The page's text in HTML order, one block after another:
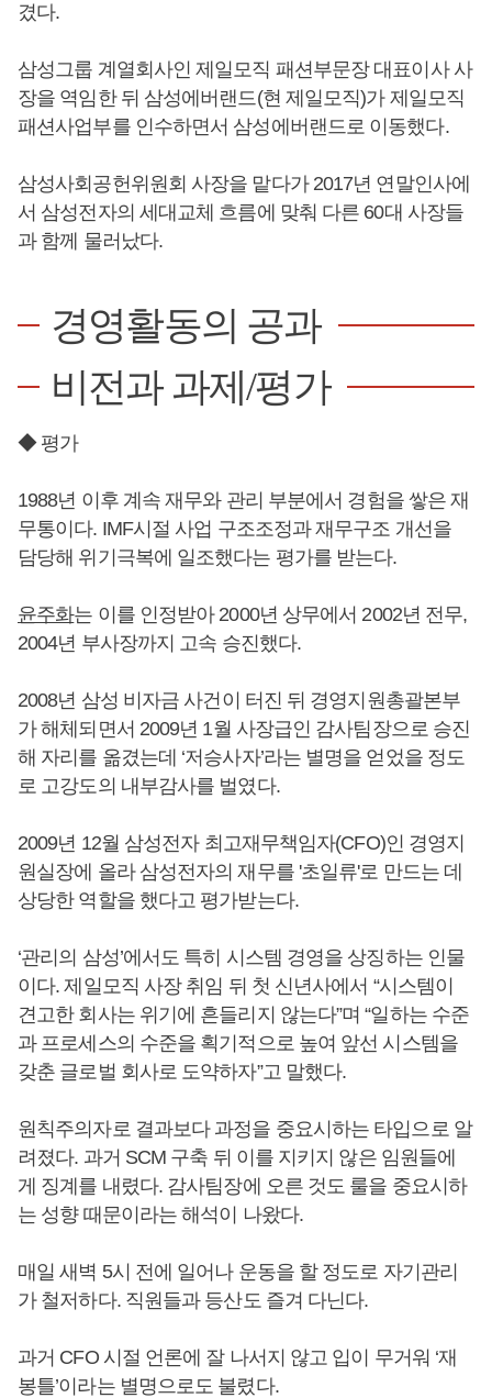
겼다.
삼성그룹 계열회사인 제일모직 패션부문장 대표이사 사
장을 역임한 뒤 삼성에버랜드(현 제일모직)가 제일모직
패션사업부를 인수하면서 삼성에버랜드로 이동했다.
삼성사회공헌위원회 사장을 맡다가 2017년 연말인사에
서 삼성전자의 세대교체 흐름에 맞춰 다른 60대 사장들
과 함께 물러났다.
경영활동의 공과
비전과 과제/평가
◆ 평가
1988년 이후 계속 재무와 관리 부분에서 경험을 쌓은 재
무통이다. IMF시절 사업 구조조정과 재무구조 개선을
담당해 위기극복에 일조했다는 평가를 받는다.
윤주화는 이를 인정받아 2000년 상무에서 2002년 전무,
2004년 부사장까지 고속 승진했다.
2008년 삼성 비자금 사건이 터진 뒤 경영지원총괄본부
가 해체되면서 2009년 1월 사장급인 감사팀장으로 승진
해 자리를 옮겼는데 ‘저승사자’라는 별명을 얻었을 정도
로 고강도의 내부감사를 벌였다.
2009년 12월 삼성전자 최고재무책임자(CFO)인 경영지
원실장에 올라 삼성전자의 재무를 '초일류'로 만드는 데
상당한 역할을 했다고 평가받는다.
‘관리의 삼성’에서도 특히 시스템 경영을 상징하는 인물
이다. 제일모직 사장 취임 뒤 첫 신년사에서 “시스템이
견고한 회사는 위기에 흔들리지 않는다”며 “일하는 수준
과 프로세스의 수준을 획기적으로 높여 앞선 시스템을
갖춘 글로벌 회사로 도약하자”고 말했다.
원칙주의자로 결과보다 과정을 중요시하는 타입으로 알
려졌다. 과거 SCM 구축 뒤 이를 지키지 않은 임원들에
게 징계를 내렸다. 감사팀장에 오른 것도 룰을 중요시하
는 성향 때문이라는 해석이 나왔다.
매일 새벽 5시 전에 일어나 운동을 할 정도로 자기관리
가 철저하다. 직원들과 등산도 즐겨 다닌다.
과거 CFO 시절 언론에 잘 나서지 않고 입이 무거워 ‘재
봉틀’이라는 별명으로도 불렸다.